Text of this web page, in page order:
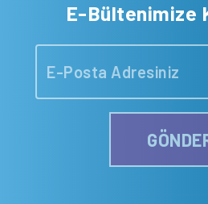
E-Bültenimize